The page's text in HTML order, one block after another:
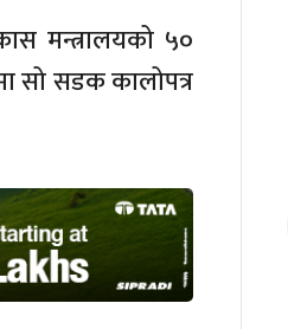
मन्त्रालयको ५०
सो सडक कालोपत्र